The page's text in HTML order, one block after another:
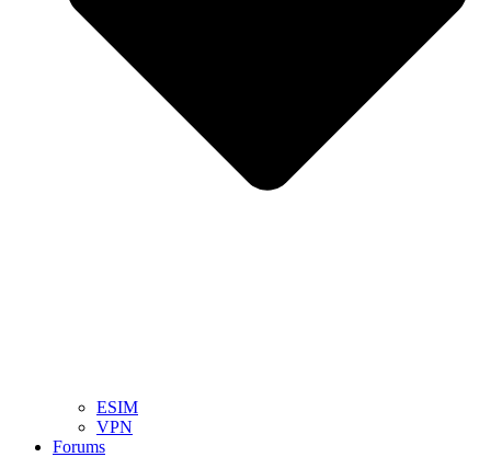
ESIM
VPN
Forums